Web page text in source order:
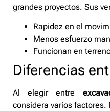
grandes proyectos. Sus
Rapidez en el
Menos esfuerzo
Funcionan en
Diferencias
Al elegir entre
considera varios factores.